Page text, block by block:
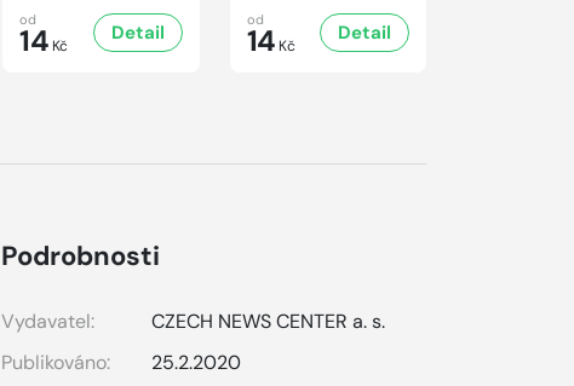
od
14 Kč
Detail
od
14 Kč
Detail
Podrobnosti
Vydavatel:
CZECH NEWS CENTER a. s.
Publikováno:
25.2.2020